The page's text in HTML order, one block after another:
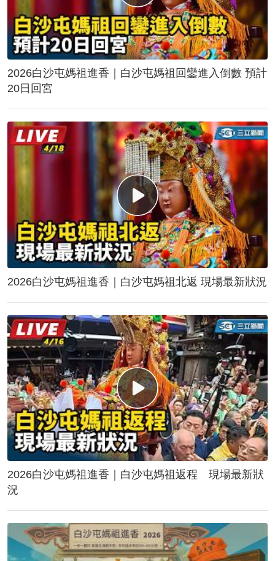
2026白沙屯媽祖進香｜白沙屯媽祖回鑾進入倒數 預計
20日回宮
2026白沙屯媽祖進香｜白沙屯媽祖北返 現場最新狀況
2026白沙屯媽祖進香｜白沙屯媽祖返程 現場最新狀
況